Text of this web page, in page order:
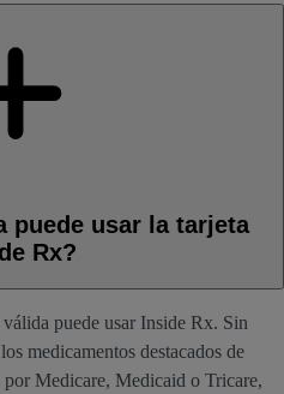
puede usar la tarjeta
Rx?
puede usar Inside Rx. Sin
medicamentos destacados de
por Medicare, Medicaid o Tricare,